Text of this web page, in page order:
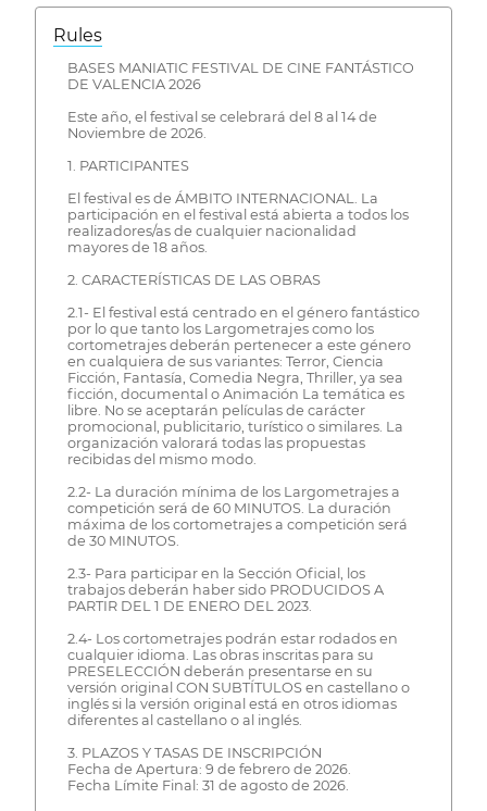
Rules
BASES MANIATIC FESTIVAL DE CINE FANTÁSTICO
DE VALENCIA 2026
Este año, el festival se celebrará del 8 al 14 de
Noviembre de 2026.
1. PARTICIPANTES
El festival es de ÁMBITO INTERNACIONAL. La
participación en el festival está abierta a todos los
realizadores/as de cualquier nacionalidad
mayores de 18 años.
2. CARACTERÍSTICAS DE LAS OBRAS
2.1- El festival está centrado en el género fantástico
por lo que tanto los Largometrajes como los
cortometrajes deberán pertenecer a este género
en cualquiera de sus variantes: Terror, Ciencia
Ficción, Fantasía, Comedia Negra, Thriller, ya sea
ficción, documental o Animación La temática es
libre. No se aceptarán películas de carácter
promocional, publicitario, turístico o similares. La
organización valorará todas las propuestas
recibidas del mismo modo.
2.2- La duración mínima de los Largometrajes a
competición será de 60 MINUTOS. La duración
máxima de los cortometrajes a competición será
de 30 MINUTOS.
2.3- Para participar en la Sección Oficial, los
trabajos deberán haber sido PRODUCIDOS A
PARTIR DEL 1 DE ENERO DEL 2023.
2.4- Los cortometrajes podrán estar rodados en
cualquier idioma. Las obras inscritas para su
PRESELECCIÓN deberán presentarse en su
versión original CON SUBTÍTULOS en castellano o
inglés si la versión original está en otros idiomas
diferentes al castellano o al inglés.
3. PLAZOS Y TASAS DE INSCRIPCIÓN
Fecha de Apertura: 9 de febrero de 2026.
Fecha Límite Final: 31 de agosto de 2026.